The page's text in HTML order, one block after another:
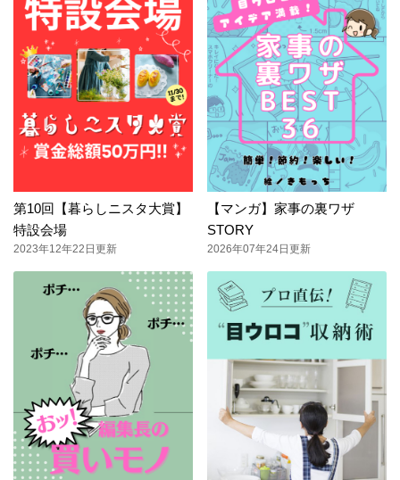
第10回【暮らしニスタ大賞】
特設会場
2023年12年22日更新
【マンガ】家事の裏ワザ
STORY
2026年07年24日更新